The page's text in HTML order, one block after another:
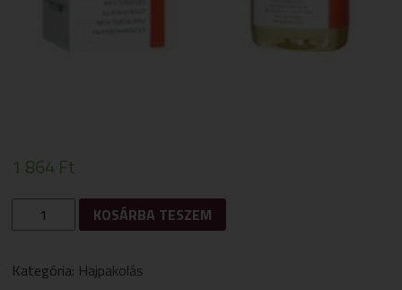
1 864Ft
AROMAX
100ML
KOSÁRBA TESZEM
Kategória: Hajpakolás